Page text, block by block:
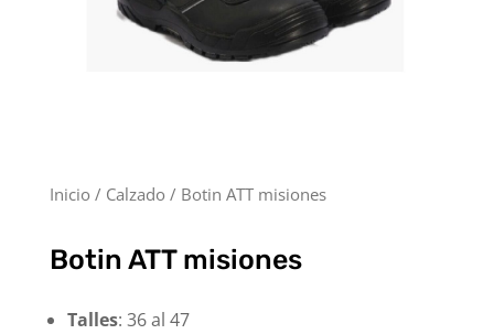
Inicio / Calzado / Botin ATT misiones
Botin ATT misiones
Talles: 36 al 47